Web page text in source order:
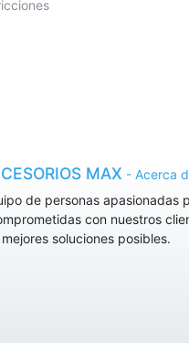
MAX - Acerca
de personas apasionadas
con nuestros
soluciones posibles.